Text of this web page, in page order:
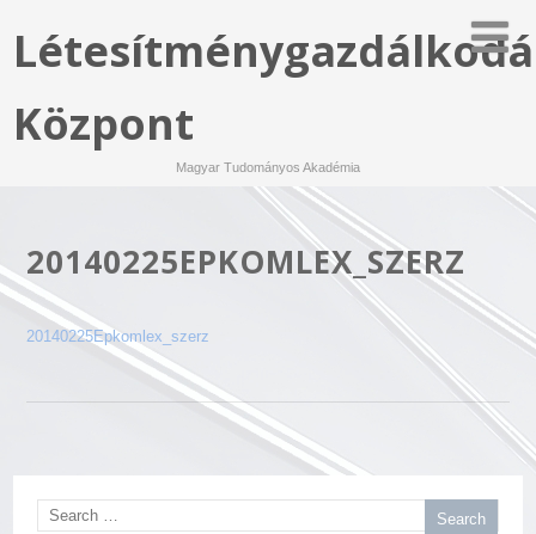
Központ
Magyar Tudományos Akadémia
20140225EPKOMLEX_SZERZ
20140225Epkomlex_szerz